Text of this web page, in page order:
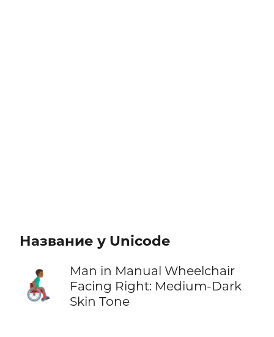
Название у Unicode
👨🏾‍🦽‍➡️
Man in Manual Wheelchair
Facing Right: Medium-Dark
Skin Tone